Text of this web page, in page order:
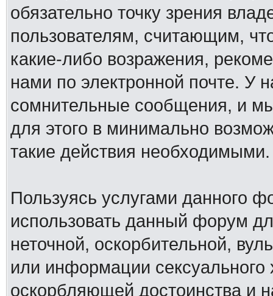
обязательно точку зрения
пользователям, считающим,
какие-либо возражения,
нами по электронной почте. У
сомнительные сообщения, и
для этого в минимально
такие действия необходимыми.
Пользуясь услугами данного
использовать данный форум
неточной, оскорбительной,
или информации
оскорбляющей достоинства и